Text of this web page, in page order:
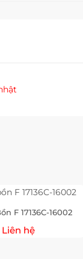
F 17136C-16002
Liên hệ